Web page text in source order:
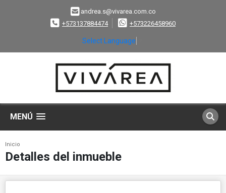
andrea.s@vivarea.com.co
+573137884474
+573226458960
Select Language
MENÚ
Inicio
Detalles del inmueble